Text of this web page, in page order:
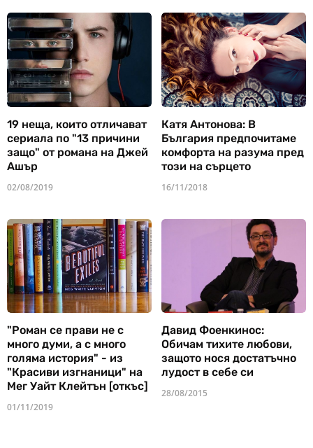
19 неща, които отличават
сериала по "13 причини
защо" от романа на Джей
Ашър
02/08/2019
Катя Антонова: В
България предпочитаме
комфорта на разума пред
този на сърцето
16/11/2018
"Роман се прави не с
много думи, а с много
голяма история" - из
"Красиви изгнаници" на
Мег Уайт Клейтън [откъс]
01/11/2019
Давид Фоенкинос:
Обичам тихите любови,
защото нося достатъчно
лудост в себе си
28/08/2015